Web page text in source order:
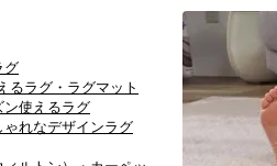
グ
るラグ・ラグマット
ン使えるラグ
ゃれなデザインラグ